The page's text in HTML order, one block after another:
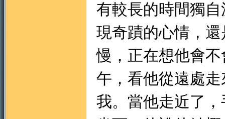
有較長的時間獨
現奇蹟的心情，
慢，正在想他會
午，看他從遠處
我。當他走近了